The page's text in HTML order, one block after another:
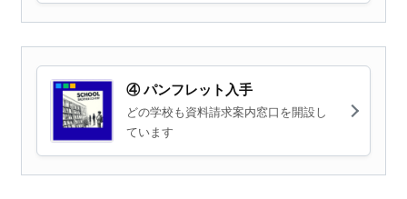
④ パンフレット入手
どの学校も資料請求案内窓口を開設し
ています